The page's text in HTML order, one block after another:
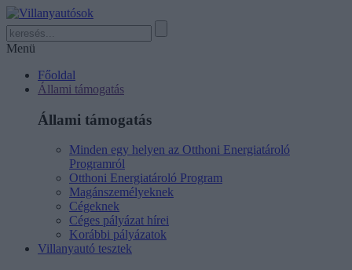
Menü
Főoldal
Állami támogatás
Állami támogatás
Minden egy helyen az Otthoni Energiatároló
Programról
Otthoni Energiatároló Program
Magánszemélyeknek
Cégeknek
Céges pályázat hírei
Korábbi pályázatok
Villanyautó tesztek